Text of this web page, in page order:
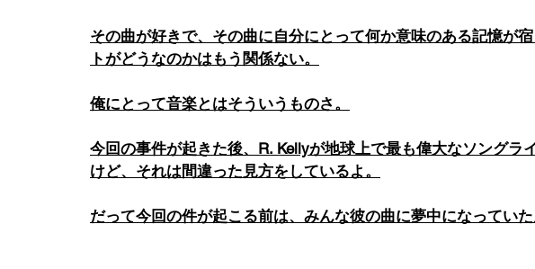
その曲が好きで、その曲に自分にとって何か意味のある記憶が
トがどうなのかはもう関係ない。
俺にとって音楽とはそういうものさ。
今回の事件が起きた後、R. Kellyが地球上で最も偉大なソングラ
けど、それは間違った見方をしているよ。
だって今回の件が起こる前は、みんな彼の曲に夢中になってい